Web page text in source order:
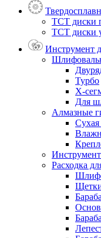
ТСТ диски
ТСТ диски
Инструмент
Турбо
Х-
Для
Алмазные
Расходка